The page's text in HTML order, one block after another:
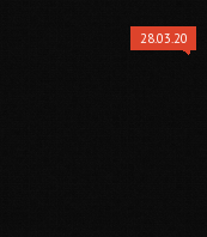
28.03.20